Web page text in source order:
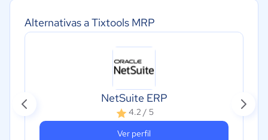
Alternativas a Tixtools MRP
NetSuite ERP
4.2 / 5
Ver perfil